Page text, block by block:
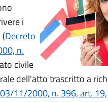
i
Decreto
n.
civile
dell'atto trascritto a
11/2000, n. 396, art.